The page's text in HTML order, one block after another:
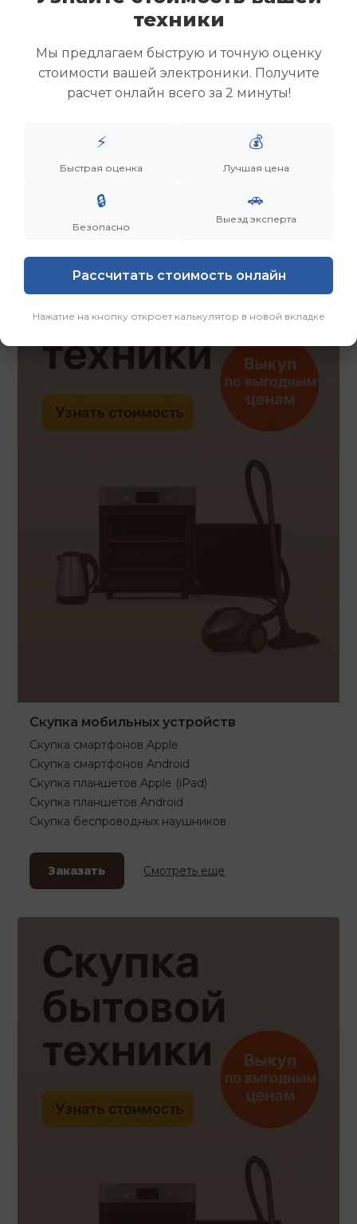
Скупка ноутбуков
Скупка ультрабуков
Скупка игровых ноутбуков
Скупка рабочих ноутбуков
Скупка старых ноутбуков (б/у)
Заказать Смотреть еще
Скупка мобильных устройств
Скупка смартфонов Apple
Скупка смартфонов Android
Скупка планшетов Apple (iPad)
Скупка планшетов Android
Скупка беспроводных наушников
Заказать Смотреть еще
техники
Мы предлагаем быструю и точную оценку
стоимости вашей электроники. Получите
расчет онлайн всего за 2 минуты!
⚡
Быстрая оценка
💰
Лучшая цена
🔒
Безопасно
🚗
Выезд эксперта
Рассчитать стоимость онлайн
Нажатие на кнопку откроет калькулятор в новой вкладке